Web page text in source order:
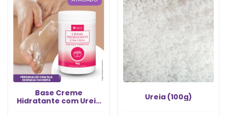
Base Creme
Hidratante com Ureia
Ureia (100g)